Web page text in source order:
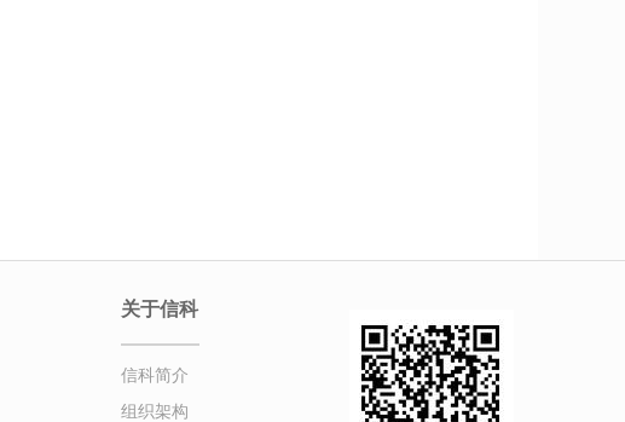
关于信科
信科简介
组织架构